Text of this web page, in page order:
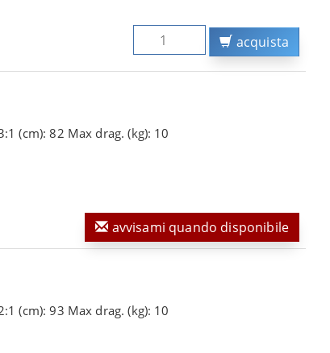
acquista
(cm): 82 Max drag. (kg): 10
avvisami quando disponibile
(cm): 93 Max drag. (kg): 10